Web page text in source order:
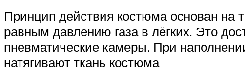
Принцип действия костюма основан на
равным давлению газа в лёгких. Это
пневматические камеры. При
натягивают ткань костюма